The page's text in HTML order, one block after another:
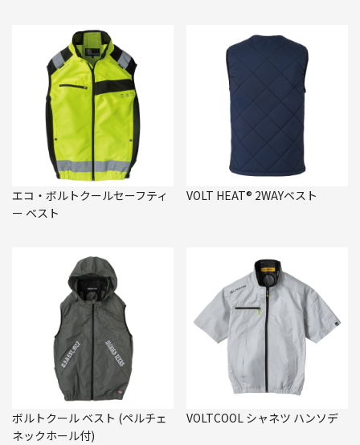
エコ・ボルトクールセーフティ
ー ベスト
VOLT HEAT® 2WAYベスト
ボルトクール ベスト (ペルチェ
ネックホール付)
VOLTCOOL シャネツ ハンソデ